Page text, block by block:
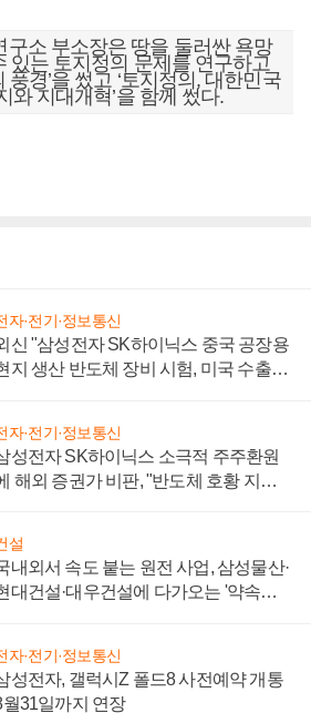
구소 부소장은 땅을 둘러싼 욕망
있는 토지정의 문제를 연구하고
풍경’을 썼고 ‘토지정의, 대한민국
와 지대개혁’을 함께 썼다.
자·전기·정보통신
신 "삼성전자 SK하이닉스 중국 공장용
지 생산 반도체 장비 시험, 미국 수출통
자·전기·정보통신
성전자 SK하이닉스 소극적 주주환원
해외 증권가 비판, "반도체 호황 지속
설
내외서 속도 붙는 원전 사업, 삼성물산·
대건설·대우건설에 다가오는 '약속의
자·전기·정보통신
성전자, 갤럭시Z 폴드8 사전예약 개통
월31일까지 연장